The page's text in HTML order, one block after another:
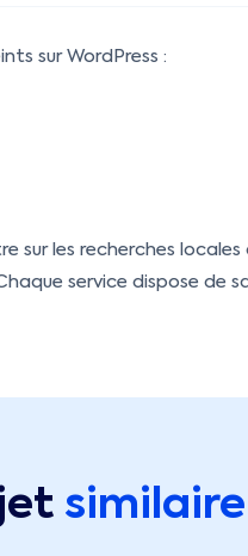
sur WordPress :
sur les recherches locales
service dispose de
similaire